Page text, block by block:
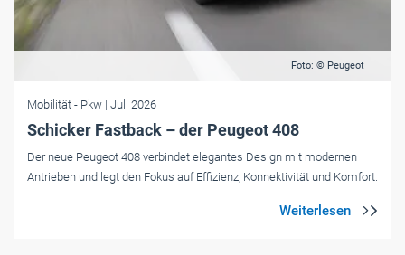
Foto: © Peugeot
Mobilität - Pkw | Juli 2026
Schicker Fastback – der Peugeot 408
Der neue Peugeot 408 verbindet elegantes Design mit modernen
Antrieben und legt den Fokus auf Effizienz, Konnektivität und Komfort.